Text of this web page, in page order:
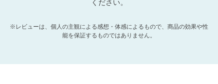
ください。
※レビューは、個人の主観による感想・体感によるもので、商品の効果や性
能を保証するものではありません。